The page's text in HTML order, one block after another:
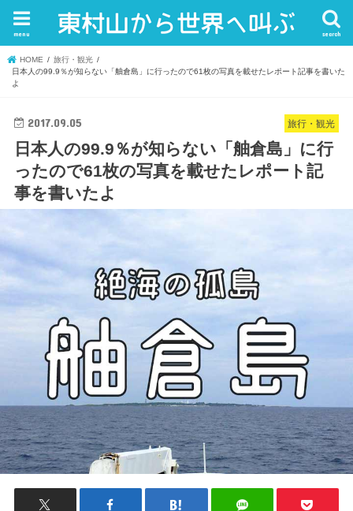
search
menu
HOME
旅行・観光
日本人の99.9％が知らない「舳倉島」に行ったので61枚の写真を載せたレポート記事を書いた
よ
旅行・観光
2017.09.05
日本人の99.9％が知らない「舳倉島」に行
ったので61枚の写真を載せたレポート記
事を書いたよ